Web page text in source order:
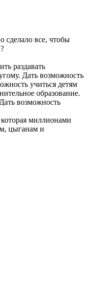
сделало все, чтобы
раздавать
Дать возможность
учиться детям
образование.
возможность
миллионами
цыганам и